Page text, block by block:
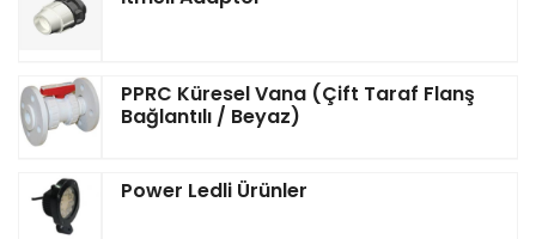
PPRC Küresel Vana (Çift Taraf Flanş
Bağlantılı / Beyaz)
Power Ledli Ürünler